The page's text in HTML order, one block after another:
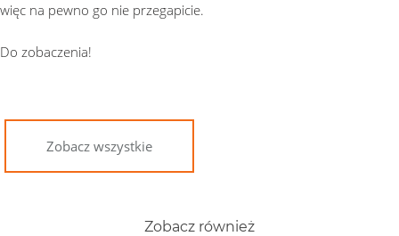
więc na pewno go nie przegapicie.
Do zobaczenia!
Zobacz wszystkie
Zobacz również